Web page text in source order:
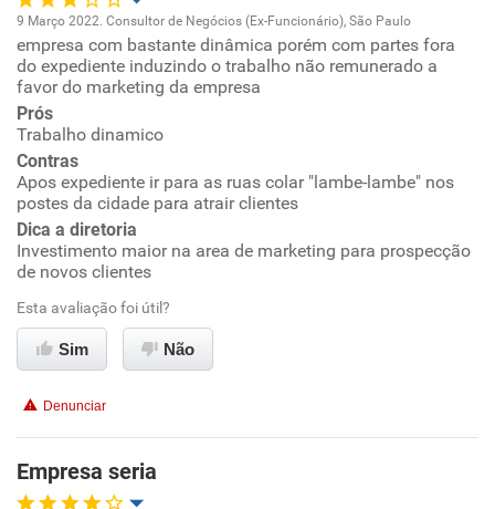
Oportunidade de promoção
Ambiente de trabalho
Conciliação com a vida familiar
Benefícios
Recomenda esta empresa
Recomenda a diretoria
9 Março 2022. Consultor de Negócios (Ex-Funcionário), São Paulo
empresa com bastante dinâmica porém com partes fora
do expediente induzindo o trabalho não remunerado a
favor do marketing da empresa
Prós
Trabalho dinamico
Contras
Apos expediente ir para as ruas colar "lambe-lambe" nos
postes da cidade para atrair clientes
Dica a diretoria
Investimento maior na area de marketing para prospecção
de novos clientes
Esta avaliação foi útil?
Sim Não
Denunciar
Empresa seria